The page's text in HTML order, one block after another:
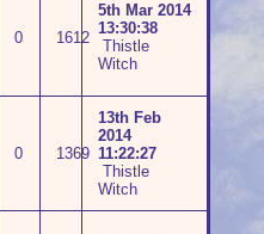
0 1612
5th Mar 2014
13:30:38
Thistle
Witch
0 1369
13th Feb
2014
11:22:27
Thistle
Witch